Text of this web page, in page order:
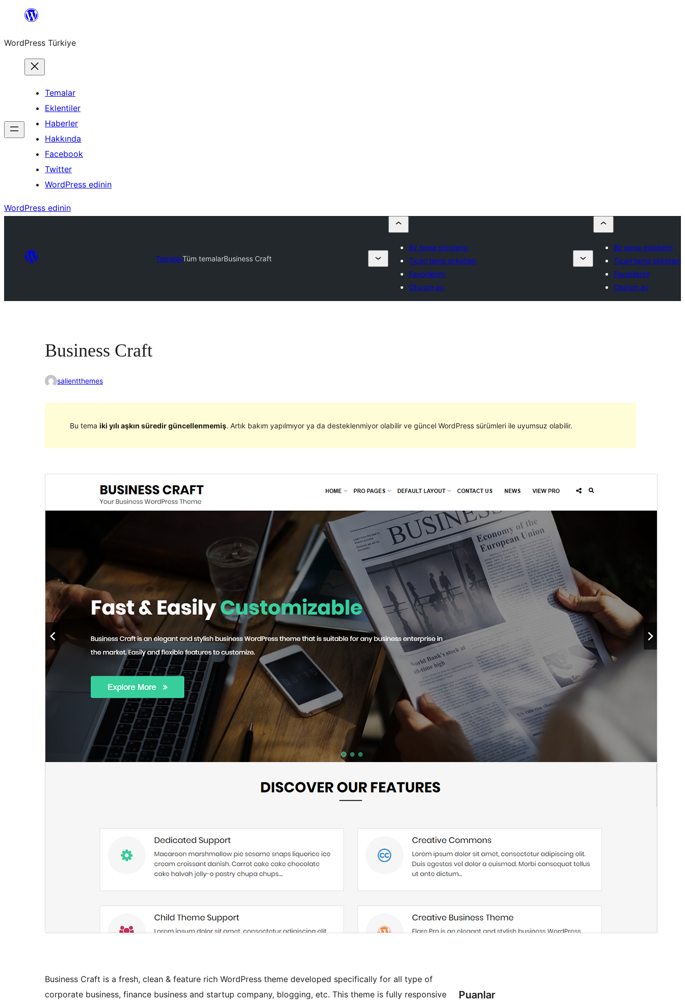
İçeriğe
WordPress Türkiye
Temalar
Eklentiler
Haberler
Hakkında
Facebook
Twitter
WordPress edinin
WordPress edinin
TemalarTüm temalarBusiness Craft
Bir tema gönderin
Ticari tema şirketleri
Favorilerim
Oturum aç
Bir tema gönderin
Ticari tema şirketleri
Favorilerim
Oturum aç
Business Craft
salientthemes
Bu tema iki yılı aşkın süredir güncellenmemiş. Artık bakım yapılmıyor ya da desteklenmiyor olabilir ve güncel WordPress sürümleri ile uyumsuz olabilir.
Son güncellenme
Aktif kurulumlar
WordPress sürümü
Tema ana sayfası
Business Craft is a fresh, clean & feature rich WordPress theme developed specifically for all type of
corporate business, finance business and startup company, blogging, etc. This theme is fully responsive
Puanlar